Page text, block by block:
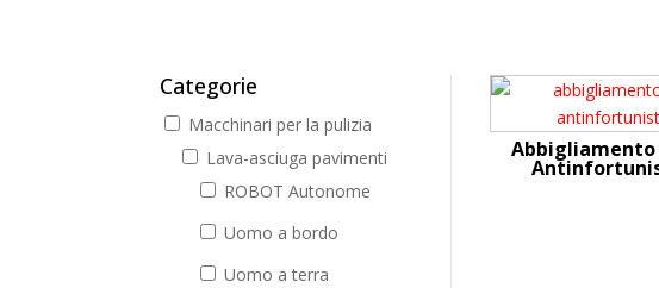
Categorie
Macchinari per la pulizia
Lava-asciuga pavimenti
ROBOT Autonome
Uomo a bordo
Uomo a terra
Abbigliamento